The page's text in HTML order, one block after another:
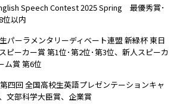
Speech Contest 2025 Spring 最優秀賞･
位以内
パーラメンタリーディベート連盟 新緑杯 東日
ーカー賞 第1位･第2位･第3位、新人スピーカ
ム賞 第6位
四回 全国高校生英語プレゼンテーションキャ
文部科学大臣賞、企業賞